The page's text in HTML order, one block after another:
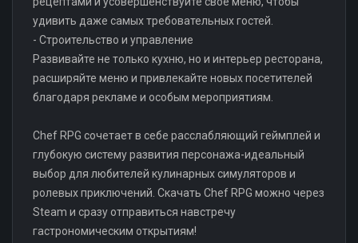
удивить даже самых требовательных гостей.
- Строительство и управление
Развивайте не только кухню, но и интерьер ресторана,
расширяйте меню и привлекайте новых посетителей
благодаря рекламе и особым мероприятиям.
Chef RPG сочетает в себе расслабляющий геймплей и
глубокую систему развития персонажа-идеальный
выбор для любителей кулинарных симуляторов и
ролевых приключений. Скачать Chef RPG можно через
Steam и сразу отправиться навстречу
гастрономическим открытиям!